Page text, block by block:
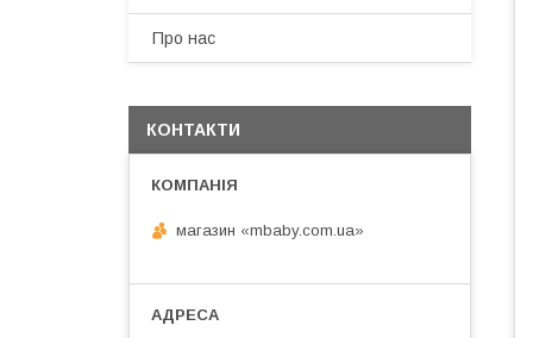
Про нас
КОНТАКТИ
магазин «mbaby.com.ua»